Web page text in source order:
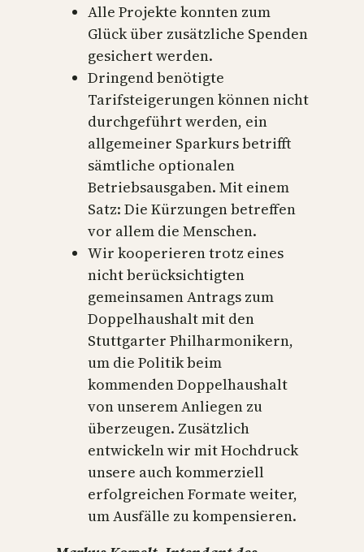
Alle Projekte konnten zum
Glück über zusätzliche Spenden
gesichert werden.
Dringend benötigte
Tarifsteigerungen können nicht
durchgeführt werden, ein
allgemeiner Sparkurs betrifft
sämtliche optionalen
Betriebsausgaben. Mit einem
Satz: Die Kürzungen betreffen
vor allem die Menschen.
Wir kooperieren trotz eines
nicht berücksichtigten
gemeinsamen Antrags zum
Doppelhaushalt mit den
Stuttgarter Philharmonikern,
um die Politik beim
kommenden Doppelhaushalt
von unserem Anliegen zu
überzeugen. Zusätzlich
entwickeln wir mit Hochdruck
unsere auch kommerziell
erfolgreichen Formate weiter,
um Ausfälle zu kompensieren.